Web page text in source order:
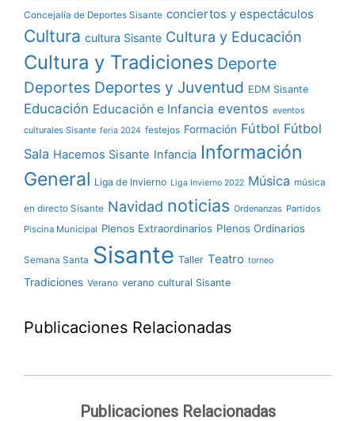
Concejalía de Deportes Sisante conciertos y espectáculos
Cultura cultura Sisante Cultura y Educación
Cultura y Tradiciones Deporte
Deportes Deportes y Juventud EDM Sisante
Educación Educación e Infancia eventos eventos
culturales Sisante feria 2024 festejos Formación Fútbol Fútbol
Sala Hacemos Sisante Infancia Información
General Liga de Invierno Liga Invierno 2022 Música música
en directo Sisante Navidad noticias Ordenanzas Partidos
Piscina Municipal Plenos Extraordinarios Plenos Ordinarios
Semana Santa Sisante Taller Teatro torneo
Tradiciones Verano verano cultural Sisante
Publicaciones Relacionadas
Publicaciones Relacionadas